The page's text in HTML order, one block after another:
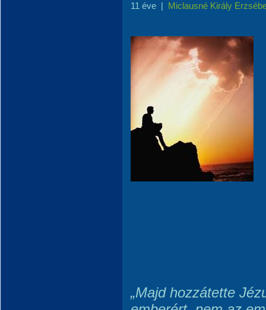
11 éve | Miclausné Király
„Majd hozzátette